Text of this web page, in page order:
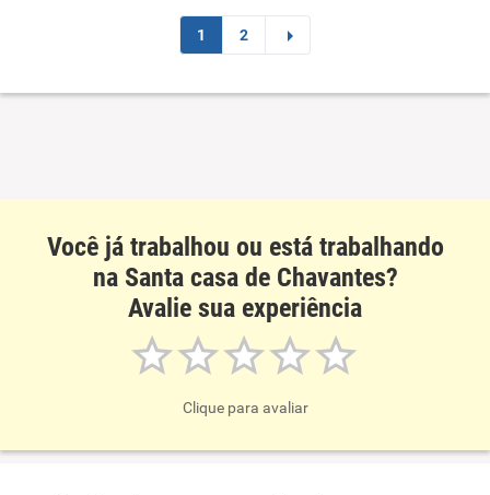
Recomenda esta empresa
1 2
Você já trabalhou ou está trabalhando
na Santa casa de Chavantes?
Avalie sua experiência
Clique para avaliar